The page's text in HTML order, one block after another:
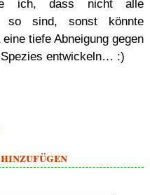
ich, dass nicht alle
so sind, sonst könnte
tiefe Abneigung gegen
entwickeln… :)